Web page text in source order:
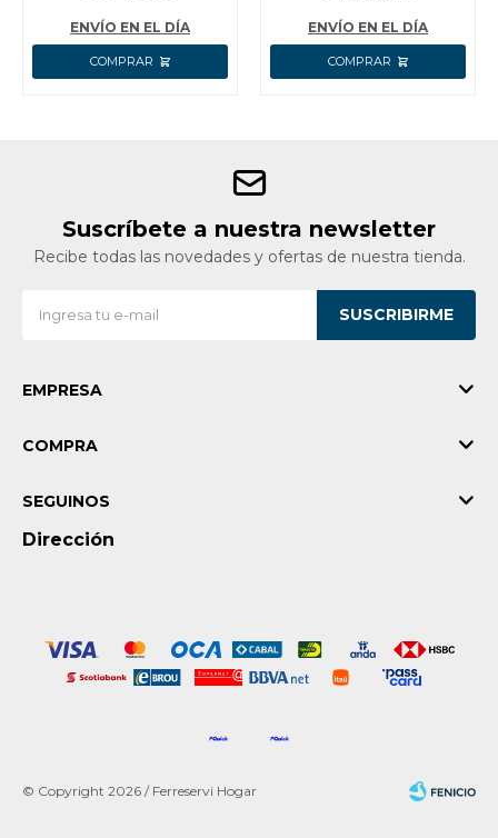
ENVÍO EN EL DÍA ENVÍO EN EL DÍA
Suscríbete a nuestra newsletter
Recibe todas las novedades y ofertas de nuestra tienda.
SUSCRIBIRME
EMPRESA
COMPRA
Dirección
SEGUINOS
© Copyright 2026 / Ferreservi Hogar